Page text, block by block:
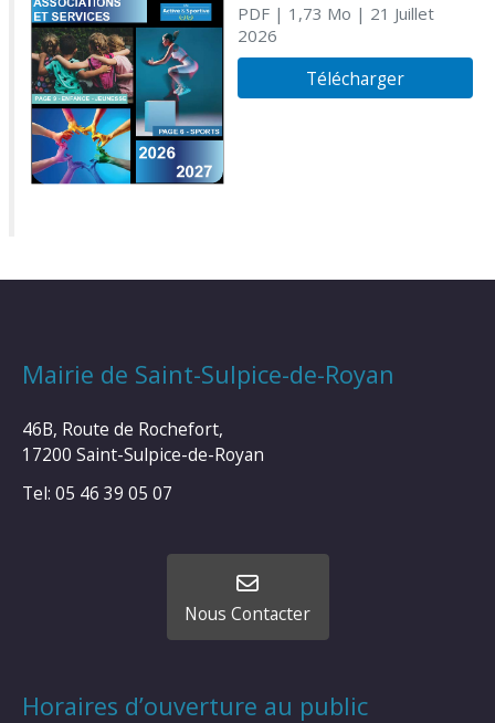
PDF| 1,73 Mo | 21 Juillet
2026
Télécharger
Mairie de Saint-Sulpice-de-Royan
46B, Route de Rochefort,
17200 Saint-Sulpice-de-Royan
Tel: 05 46 39 05 07
Nous Contacter
Horaires d’ouverture au public